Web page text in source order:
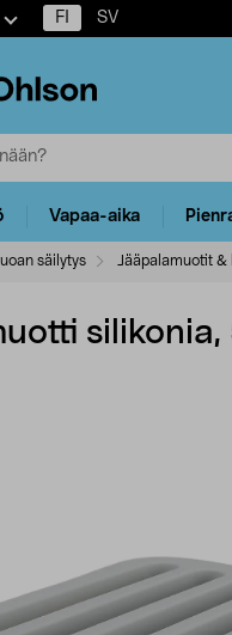
FI SV
Vapaa-aika
säilytys Jääpalamuotit &